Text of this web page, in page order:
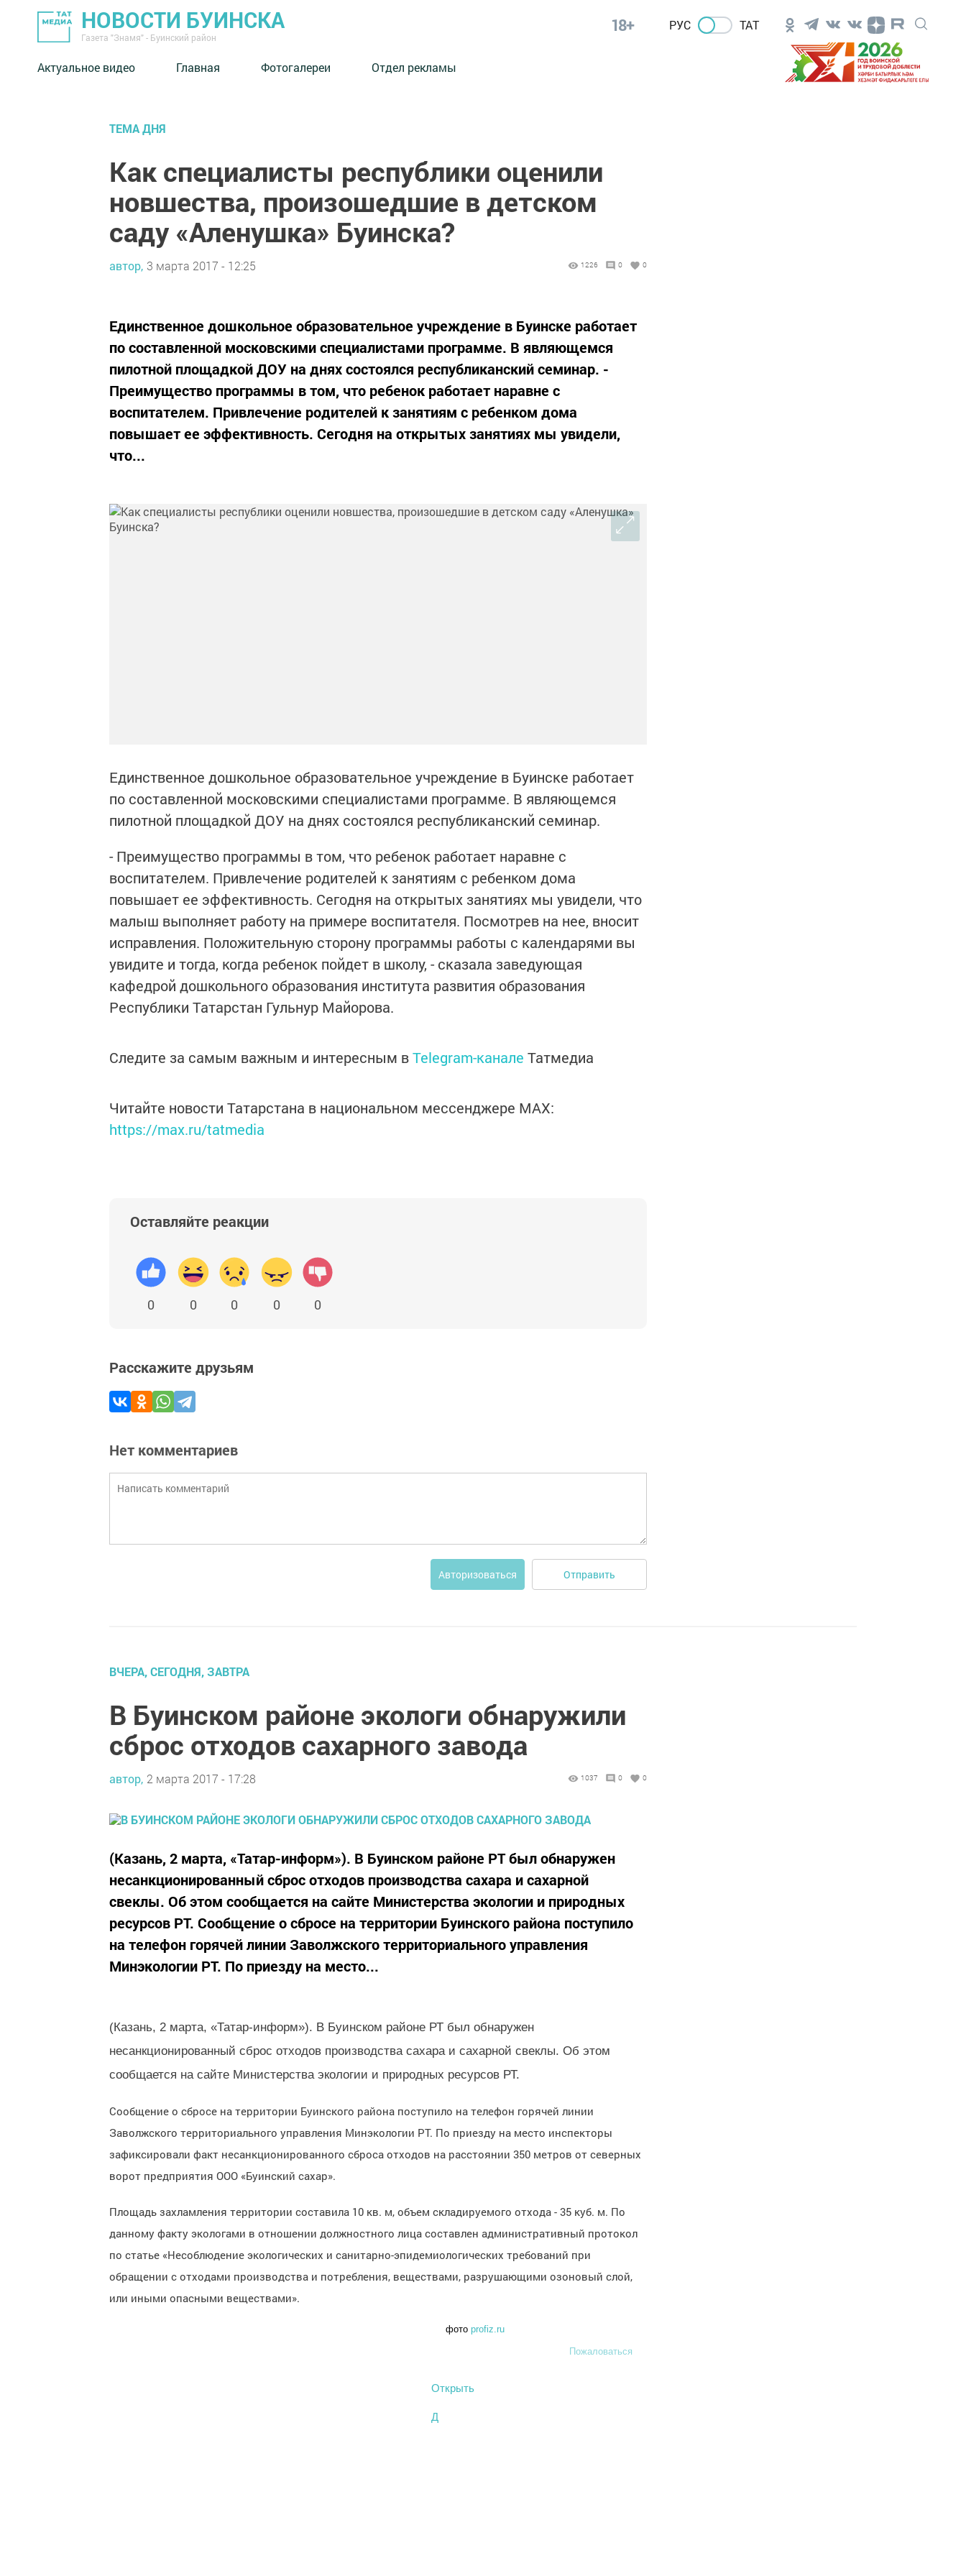
НОВОСТИ БУИНСКА
Газета "Знамя" - Буинский район
18+ РУС ТАТ
Актуальное видео Главная Фотогалереи Отдел рекламы
ТЕМА ДНЯ
Как специалисты республики оценили
новшества, произошедшие в детском
саду «Аленушка» Буинска?
автор, 3 марта 2017 - 12:25 1226 0 0
Единственное дошкольное образовательное учреждение в Буинске работает
по составленной московскими специалистами программе. В являющемся
пилотной площадкой ДОУ на днях состоялся республиканский семинар. -
Преимущество программы в том, что ребенок работает наравне с
воспитателем. Привлечение родителей к занятиям с ребенком дома
повышает ее эффективность. Сегодня на открытых занятиях мы увидели,
что...
Единственное дошкольное образовательное учреждение в Буинске работает
по составленной московскими специалистами программе. В являющемся
пилотной площадкой ДОУ на днях состоялся республиканский семинар.
- Преимущество программы в том, что ребенок работает наравне с
воспитателем. Привлечение родителей к занятиям с ребенком дома
повышает ее эффективность. Сегодня на открытых занятиях мы увидели, что
малыш выполняет работу на примере воспитателя. Посмотрев на нее, вносит
исправления. Положительную сторону программы работы с календарями вы
увидите и тогда, когда ребенок пойдет в школу, - сказала заведующая
кафедрой дошкольного образования института развития образования
Республики Татарстан Гульнур Майорова.
Следите за самым важным и интересным вTelegram-канале Татмедиа
Читайте новости Татарстана в национальном мессенджере MАХ:
https://max.ru/tatmedia
Оставляйте реакции
0 0 0 0 0
Расскажите друзьям
Нет комментариев
Авторизоваться Отправить
ВЧЕРА, СЕГОДНЯ, ЗАВТРА
В Буинском районе экологи обнаружили
сброс отходов сахарного завода
автор, 2 марта 2017 - 17:28 1037 0 0
(Казань, 2 марта, «Татар-информ»). В Буинском районе РТ был обнаружен
несанкционированный сброс отходов производства сахара и сахарной
свеклы. Об этом сообщается на сайте Министерства экологии и природных
ресурсов РТ. Сообщение о сбросе на территории Буинского района поступило
на телефон горячей линии Заволжского территориального управления
Минэкологии РТ. По приезду на место...
(Казань, 2 марта, «Татар-информ»). В Буинском районе РТ был обнаружен
несанкционированный сброс отходов производства сахара и сахарной свеклы. Об этом
сообщается на сайте Министерства экологии и природных ресурсов РТ.
Сообщение о сбросе на территории Буинского района поступило на телефон горячей линии
Заволжского территориального управления Минэкологии РТ. По приезду на место инспекторы
зафиксировали факт несанкционированного сброса отходов на расстоянии 350 метров от северных
ворот предприятия ООО «Буинский сахар».
Площадь захламления территории составила 10 кв. м, объем складируемого отхода - 35 куб. м. По
данному факту экологами в отношении должностного лица составлен административный протокол
по статье «Несоблюдение экологических и санитарно-эпидемиологических требований при
обращении с отходами производства и потребления, веществами, разрушающими озоновый слой,
или иными опасными веществами».
фото profiz.ru
Пожаловаться
Открыть
660
Д